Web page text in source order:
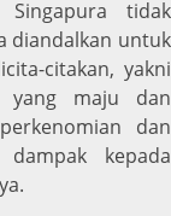
tidak
diandalkan untuk
citakan, yakni
yang maju dan
dan
kepada